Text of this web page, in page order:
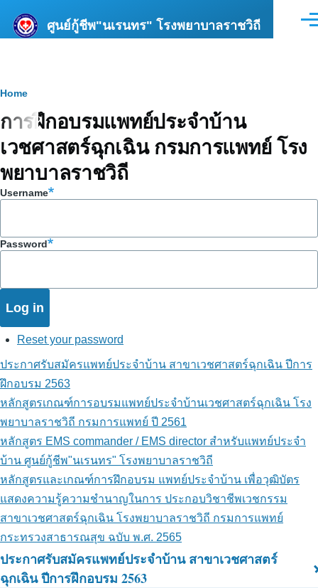
ศูนย์กู้ชีพ"นเรนทร" โรงพยาบาลราชวิถี
Breadcrumb
Home
การฝึกอบรมแพทย์ประจำบ้าน
เวชศาสตร์ฉุกเฉิน กรมการแพทย์ โรง
พยาบาลราชวิถี
Username
Password
Reset your password
ประกาศรับสมัครแพทย์ประจำบ้าน สาขาเวชศาสตร์ฉุกเฉิน ปีการ
ฝึกอบรม 2563
หลักสูตรเกณฑ์การอบรมแพทย์ประจำบ้านเวชศาสตร์ฉุกเฉิน โรง
พยาบาลราชวิถี กรมการแพทย์ ปี 2561
หลักสูตร EMS commander / EMS director สำหรับแพทย์ประจำ
บ้าน ศูนย์กู้ชีพ"นเรนทร" โรงพยาบาลราชวิถี
หลักสูตรและเกณฑ์การฝึกอบรม แพทย์ประจำบ้าน เพื่อวุฒิบัตร
แสดงความรู้ความชำนาญในการ ประกอบวิชาชีพเวชกรรม
สาขาเวชศาสตร์ฉุกเฉิน โรงพยาบาลราชวิถี กรมการแพทย์
กระทรวงสาธารณสุข ฉบับ พ.ศ. 2565
Book
ประกาศรับสมัครแพทย์ประจำบ้าน สาขาเวชศาสตร์
ฉุกเฉิน ปีการฝึกอบรม 2563